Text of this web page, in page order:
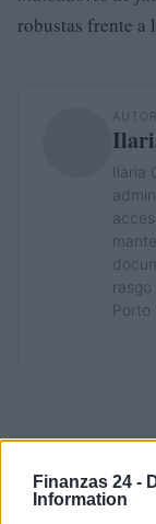
Finanzas 24 -
Information
robustas frente
AUTOR
Ilaria
Porto